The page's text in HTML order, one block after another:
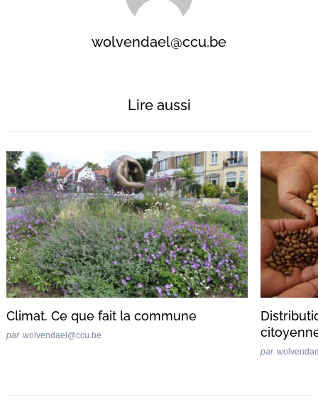
wolvendael@ccu.be
Lire aussi
Climat. Ce que fait la commune
par wolvendael@ccu.be
par